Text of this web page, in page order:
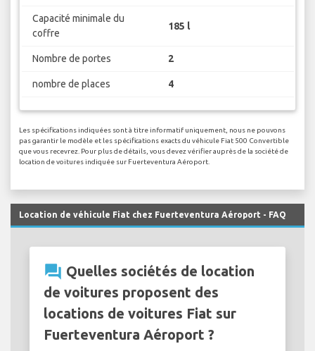
Capacité minimale du
coffre
185 l
Nombre de portes 2
nombre de places 4
Les spécifications indiquées sont à titre informatif uniquement, nous ne pouvons
pas garantir le modèle et les spécifications exacts du véhicule Fiat 500 Convertible
que vous recevrez. Pour plus de détails, vous devez vérifier auprès de la société de
location de voitures indiquée sur Fuerteventura Aéroport.
Location de véhicule Fiat chez Fuerteventura Aéroport - FAQ
question_answer Quelles sociétés de location
de voitures proposent des
locations de voitures Fiat sur
Fuerteventura Aéroport ?